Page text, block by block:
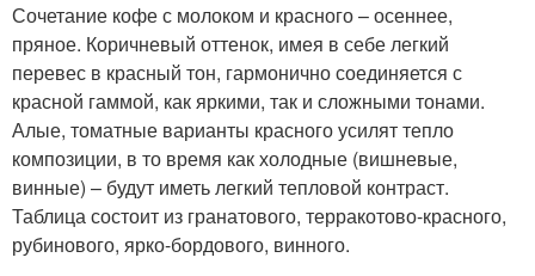
Сочетание кофе с молоком и красного – осеннее,
пряное. Коричневый оттенок, имея в себе легкий
перевес в красный тон, гармонично соединяется с
красной гаммой, как яркими, так и сложными тонами.
Алые, томатные варианты красного усилят тепло
композиции, в то время как холодные (вишневые,
винные) – будут иметь легкий тепловой контраст.
Таблица состоит из гранатового, терракотово-красного,
рубинового, ярко-бордового, винного.